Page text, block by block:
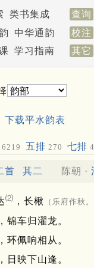
类书集成 查询
中华通韵 校注
学习指南 其它
下载平水韵表
6219 五排 270 七排
首 其二 陈朝 ·
⑵ ，长楸 （乐府作秋。
锦车归濯龙。
环佩响相从。
日映下山逢。